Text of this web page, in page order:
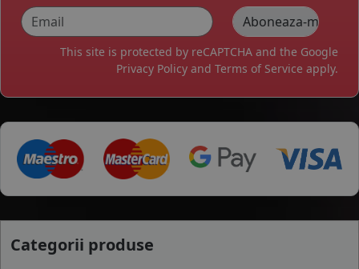
This site is protected by reCAPTCHA and the Google
Privacy Policy and Terms of Service apply.
Categorii produse